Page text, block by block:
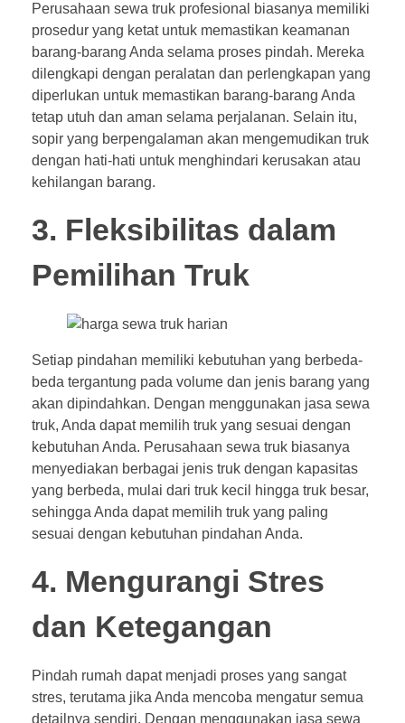
Perusahaan sewa truk profesional biasanya memiliki
prosedur yang ketat untuk memastikan keamanan
barang-barang Anda selama proses pindah. Mereka
dilengkapi dengan peralatan dan perlengkapan yang
diperlukan untuk memastikan barang-barang Anda
tetap utuh dan aman selama perjalanan. Selain itu,
sopir yang berpengalaman akan mengemudikan truk
dengan hati-hati untuk menghindari kerusakan atau
kehilangan barang.
3. Fleksibilitas dalam
Pemilihan Truk
Setiap pindahan memiliki kebutuhan yang berbeda-
beda tergantung pada volume dan jenis barang yang
akan dipindahkan. Dengan menggunakan jasa sewa
truk, Anda dapat memilih truk yang sesuai dengan
kebutuhan Anda. Perusahaan sewa truk biasanya
menyediakan berbagai jenis truk dengan kapasitas
yang berbeda, mulai dari truk kecil hingga truk besar,
sehingga Anda dapat memilih truk yang paling
sesuai dengan kebutuhan pindahan Anda.
4. Mengurangi Stres
dan Ketegangan
Pindah rumah dapat menjadi proses yang sangat
stres, terutama jika Anda mencoba mengatur semua
detailnya sendiri. Dengan menggunakan jasa sewa